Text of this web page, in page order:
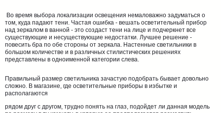
Во время выбора локализации освещения немаловажно задуматься о
том, куда падают тени. Частая ошибка - вешать осветительный прибор
над зеркалом в ванной - это создаст тени на лице и подчеркнет все
существующие и несуществующие недостатки. Лучшее решение -
повесить бра по обе стороны от зеркала. Настенные светильники в
большом количестве и в различных стилистических решениях
представлены в одноименной категории слева.
Правильный размер светильника зачастую подобрать бывает довольно
сложно. В магазине, где осветительные приборы в избытке и
располагаются
рядом друг с другом, трудно понять на глаз, подойдет ли данная модель